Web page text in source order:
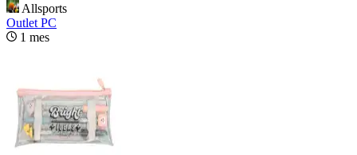
Allsports
Outlet PC
1 mes